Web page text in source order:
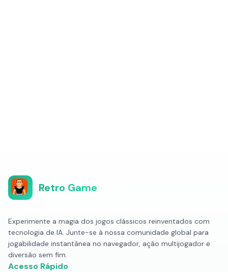
Retro Game
Experimente a magia dos jogos clássicos reinventados com
tecnologia de IA. Junte-se à nossa comunidade global para
jogabilidade instantânea no navegador, ação multijogador e
diversão sem fim.
Acesso Rápido